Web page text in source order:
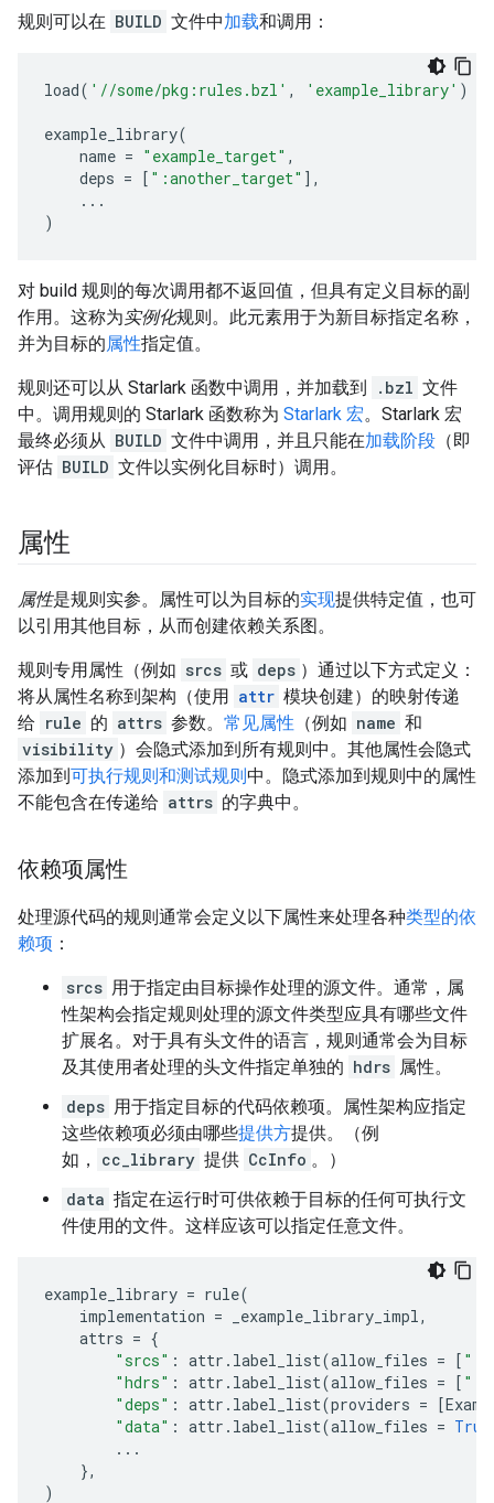
规则可以在 BUILD 文件中加载和调用：
load( '//some/pkg:rules.bzl' , 'example_library' )
example_library(
name = "example_target" ,
deps = [ ":another_target" ],
...
)
对 build 规则的每次调用都不返回值，但具有定义目标的副
作用。这称为实例化规则。此元素用于为新目标指定名称，
并为目标的属性指定值。
规则还可以从 Starlark 函数中调用，并加载到 .bzl 文件
中。调用规则的 Starlark 函数称为 Starlark 宏。Starlark 宏
最终必须从 BUILD 文件中调用，并且只能在加载阶段 （即
评估 BUILD 文件以实例化目标时）调用。
属性
属性是规则实参。属性可以为目标的实现提供特定值，也可
以引用其他目标，从而创建依赖关系图。
规则专用属性（例如 srcs 或 deps ）通过以下方式定义：
将从属性名称到架构（使用 attr 模块创建）的映射传递
给 rule 的 attrs 参数。 常见属性 （例如 name 和
visibility ）会隐式添加到所有规则中。其他属性会隐式
添加到可执行规则和测试规则中。隐式添加到规则中的属性
不能包含在传递给 attrs 的字典中。
依赖项属性
处理源代码的规则通常会定义以下属性来处理各种类型的依
赖项 ：
srcs 用于指定由目标操作处理的源文件。通常，属
性架构会指定规则处理的源文件类型应具有哪些文件
扩展名。对于具有头文件的语言，规则通常会为目标
及其使用者处理的头文件指定单独的 hdrs 属性。
deps 用于指定目标的代码依赖项。属性架构应指定
这些依赖项必须由哪些提供方提供。（例
如，
cc_library 提供 CcInfo 。）
data 指定在运行时可供依赖于目标的任何可执行文
件使用的文件。这样应该可以指定任意文件。
example_library = rule(
implementation = _example_library_impl,
attrs = {
"srcs" : attr . label_list(allow_files = [
"hdrs" : attr . label_list(allow_files = [
"deps" : attr . label_list(providers = [
"data" : attr . label_list(allow_files = True
...
},
)